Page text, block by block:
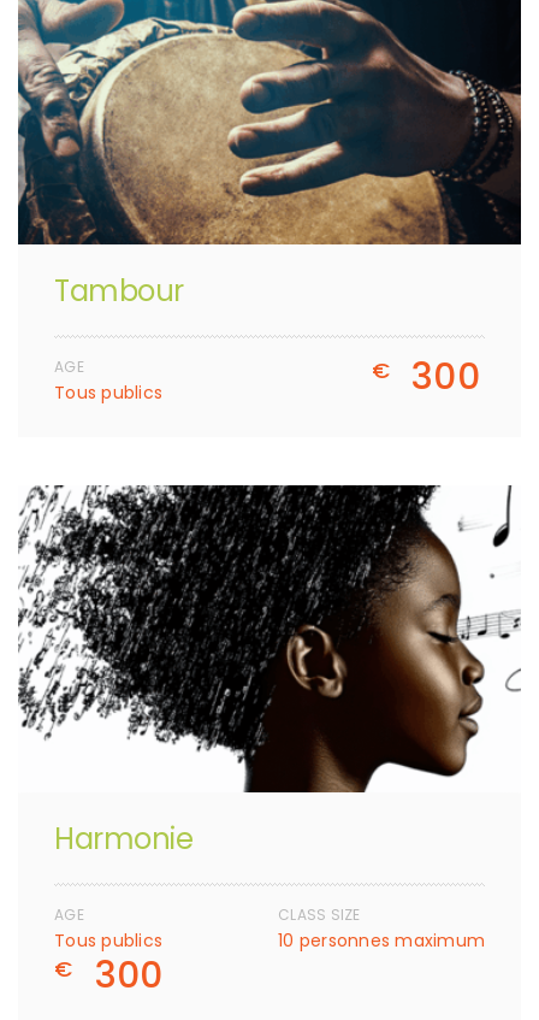
Tambour
AGE
Tous publics
€ 300
Harmonie
AGE
Tous publics
CLASS SIZE
10 personnes maximum
€ 300